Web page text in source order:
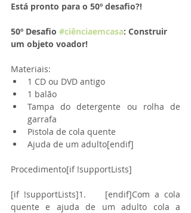
Está pronto para o 50º desafio?!
50º Desafio #ciênciaemcasa: Construir
um objeto voador!
Materiais:
1 CD ou DVD antigo
1 balão
Tampa do detergente ou rolha de
garrafa
Pistola de cola quente
Ajuda de um adulto[endif]
​Procedimento[if !supportLists]
[if !supportLists]1.    [endif]Com a cola
quente e ajuda de um adulto cola a